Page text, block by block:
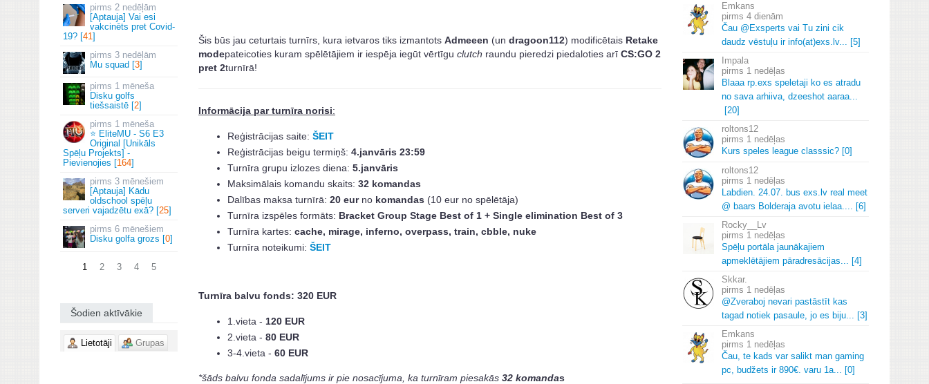
2 nedēļām
[Aptauja] Vai esi
vakcinēts pret Covid-
19? [41]
3 nedēļām
Mu squad [3]
1 mēneša
Disku golfs
tiešsaistē [2]
1 mēneša
⭐ EliteMU - S6 E3
Original [Unikāls
Spēļu Projekts] -
Pievienojies [164]
3 mēnešiem
[Aptauja] Kādu
oldschool spēļu
serveri vajadzētu exā? [25]
6 mēnešiem
Disku golfa grozs [0]
1 2 3 4 5
Šodien aktīvākie
Lietotāji Grupas
Šis būs jau ceturtais turnīrs, kura ietvaros tiks izmantots Admeeen (un dragoon112) modificētais Retake
modepateicoties kuram spēlētājiem ir iespēja iegūt vērtīgu clutch raundu pieredzi piedaloties arī CS:GO 2
pret 2turnīrā!
Informācija par turnīra norisi:
Reģistrācijas saite: ŠEIT
Reģistrācijas beigu termiņš: 4.janvāris 23:59
Turnīra grupu izlozes diena: 5.janvāris
Maksimālais komandu skaits: 32 komandas
Dalības maksa turnīrā: 20 eur no komandas (10 eur no spēlētāja)
Turnīra izspēles formāts: Bracket Group Stage Best of 1 + Single elimination Best of 3
Turnīra kartes: cache, mirage, inferno, overpass, train, cbble, nuke
Turnīra noteikumi: ŠEIT
Turnīra balvu fonds: 320 EUR
1.vieta - 120 EUR
2.vieta - 80 EUR
3-4.vieta - 60 EUR
*šāds balvu fonda sadalījums ir pie nosacījuma, ka turnīram piesakās 32 komandas
Emkans
4 dienām
Čau @Exsperts vai Tu zini cik
daudz vēstuļu ir info(at)exs. lv... [5]
Impala
1 nedēļas
Blaaa rp.exs speletaji ko es atradu
no sava arhiiva, dzeeshot aaraa...
[20]
roltons12
1 nedēļas
Kurs speles league classsic? [0]
roltons12
1 nedēļas
Labdien. 24.07. bus exs. lv real meet
@ baars Bolderaja avotu ielaa.... [6]
Rocky__Lv
1 nedēļas
Spēļu portāla jaunākajiem
apmeklētājiem pāradresācijas... [4]
Skkar.
1 nedēļas
@Zveraboj nevari pastāstīt kas
tagad notiek pasaule, jo es biju... [3]
Emkans
1 nedēļas
Čau, te kads var salikt man gaming
pc, budžets ir 890€. varu 1a... [0]